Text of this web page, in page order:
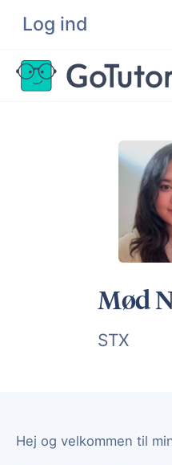
Log ind
Søg
Lektiehjælp
Eksamenshjælp
Hjælp til ordblinde
Kundeudtalelser
Undervisere
Mød
STX
Hej og velkommen til